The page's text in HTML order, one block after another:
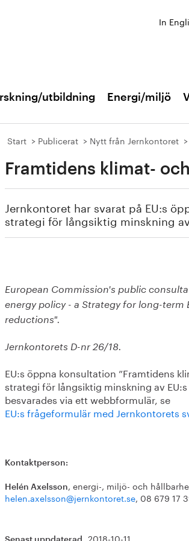
In
utbildning Energi/miljö
Start Publicerat Nytt från Jernkontoret
Framtidens klimat-
Jernkontoret har svarat på EU:s
strategi för långsiktig minskning
European Commission's public
energy policy - a Strategy for long-term
reductions".
Jernkontorets D-nr 26/18.
EU:s öppna konsultation ”Framtidens
strategi för långsiktig minskning av
besvarades via ett webbformulär, se
EU:s frågeformulär med Jernkontorets
Kontaktperson:
Helén Axelsson, energi-, miljö- och
helen.axelsson@jernkontoret.se, 08 679 17
2018-10-11